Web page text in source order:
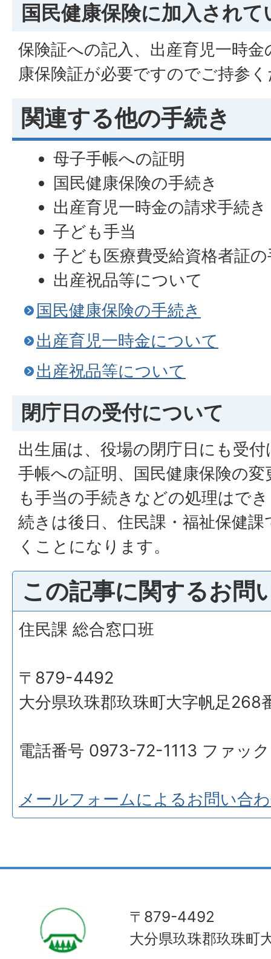
国民健康保険に加入され
保険証への記入、出産育児一時
康保険証が必要ですのでご持参
関連する他の手続き
母子手帳への証明
国民健康保険の手続き
出産育児一時金の請求手続き
子ども手当
子ども医療費受給資格者証
出産祝品等について
国民健康保険の手続き
出産育児一時金について
出産祝品等について
閉庁日の受付について
出生届は、役場の閉庁日にも受
手帳への証明、国民健康保険の
も手当の手続きなどの処理はで
続きは後日、住民課・福祉保健
くことになります。
この記事に関するお問
住民課 総合窓口班
〒879-4492
大分県玖珠郡玖珠町大字帆足268
電話番号 0973-72-1113 ファッ
メールフォームによるお問い合
〒879-4492
大分県玖珠郡玖珠町